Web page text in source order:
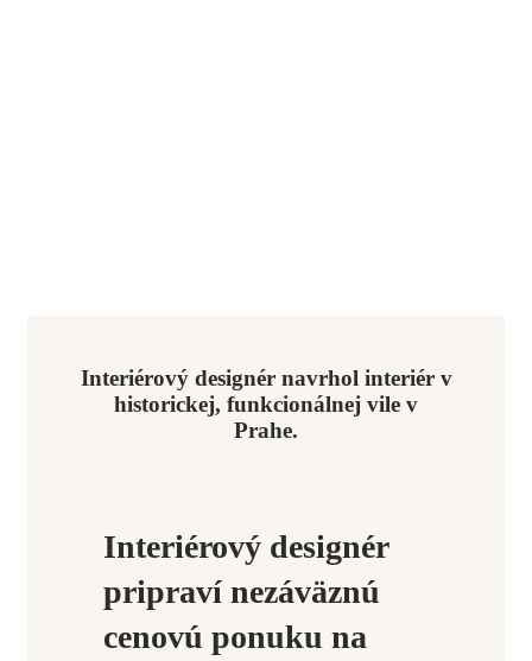
Interiérový designér navrhol interiér v
historickej, funkcionálnej vile v
Prahe.
Interiérový designér
pripraví nezáväznú
cenovú ponuku na